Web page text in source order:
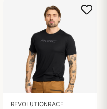
REVOLUTIONRACE